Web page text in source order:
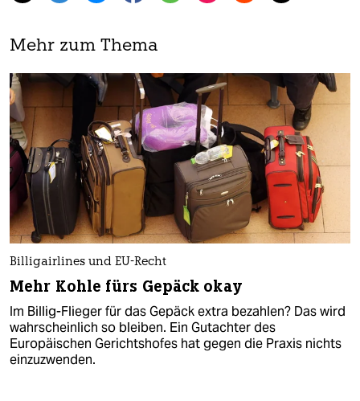
Mehr zum Thema
Billigairlines und EU-Recht
Mehr Kohle fürs Gepäck okay
Im Billig-Flieger für das Gepäck extra bezahlen? Das wird
wahrscheinlich so bleiben. Ein Gutachter des
Europäischen Gerichtshofes hat gegen die Praxis nichts
einzuzwenden.